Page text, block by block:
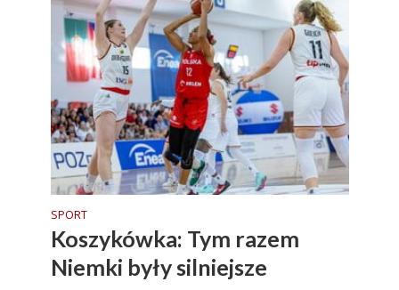
SPORT
Koszykówka: Tym razem
Niemki były silniejsze